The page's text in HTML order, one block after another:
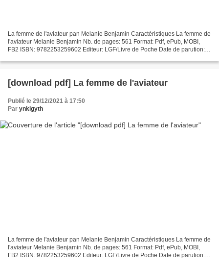
La femme de l'aviateur pan Melanie Benjamin Caractéristiques La femme de
l'aviateur Melanie Benjamin Nb. de pages: 561 Format: Pdf, ePub, MOBI,
FB2 ISBN: 9782253259602 Editeur: LGF/Livre de Poche Date de parution:
[download pdf] La femme de l'aviateur
Publié le 29/12/2021 à 17:50
Par ynkigyth
La femme de l'aviateur pan Melanie Benjamin Caractéristiques La femme de
l'aviateur Melanie Benjamin Nb. de pages: 561 Format: Pdf, ePub, MOBI,
FB2 ISBN: 9782253259602 Editeur: LGF/Livre de Poche Date de parution: